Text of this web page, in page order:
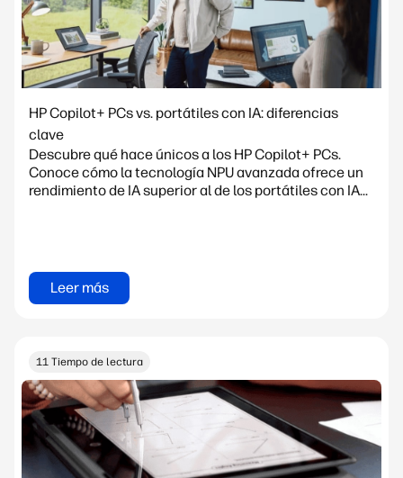
HP Copilot+ PCs vs. portátiles con IA: diferencias
clave
Descubre qué hace únicos a los HP Copilot+ PCs.
Conoce cómo la tecnología NPU avanzada ofrece un
rendimiento de IA superior al de los portátiles con IA...
Leer más
11 Tiempo de lectura